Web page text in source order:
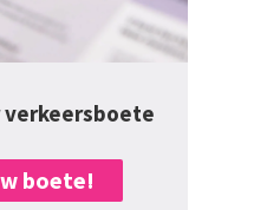
verkeersboete
boete!